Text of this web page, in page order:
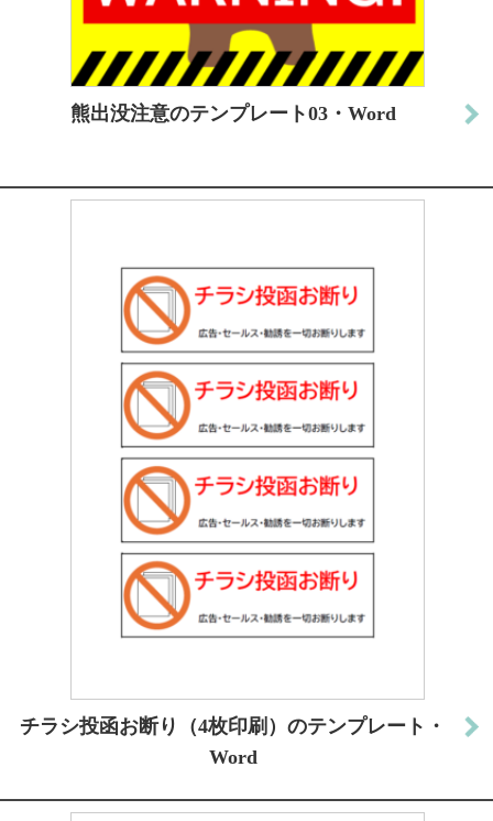
熊出没注意のテンプレート03・Word
チラシ投函お断り（4枚印刷）のテンプレート・
Word